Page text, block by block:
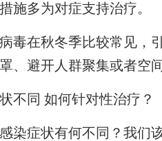
施多为对症支持治疗。
在秋冬季比较常见，
、避开人群聚集或者空
不同 如何针对性治疗？
症状有何不同？我们该